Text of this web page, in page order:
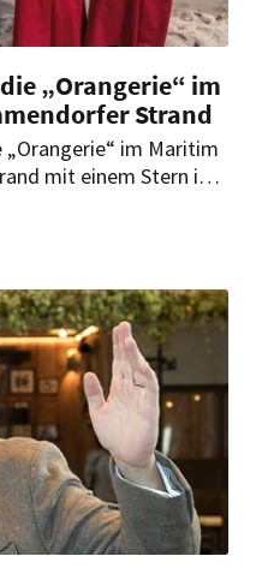
„Orangerie“ im
Strand
im Maritim
mit einem Stern im